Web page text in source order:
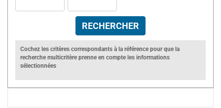
Cochez les critères correspondants à la référence pour que la
recherche multicritère prenne en compte les informations
sélectionnées